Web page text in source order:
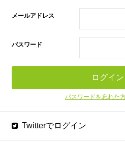
メールアドレス
パスワード
パスワードを忘れた